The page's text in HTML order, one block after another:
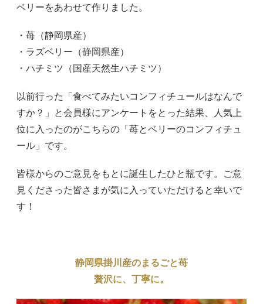
ベリーをあわせて作りました。
・苺（静岡県産）
・ラズベリー（静岡県産）
・ハチミツ（国産天然生ハチミツ）
以前行った「食べてみたいコンフィチュールはなんで
すか？」と会員様にアンケートをとった結果、人気上
位に入ったのがこちらの「苺とベリーのコンフィチュ
ール」です。
皆様からのご意見をもとに誕生したひと瓶です。ご意
見くださった皆さまが気に入っていただけると幸いで
す！
静岡県掛川産のまるごと苺
贅沢に、丁寧に。